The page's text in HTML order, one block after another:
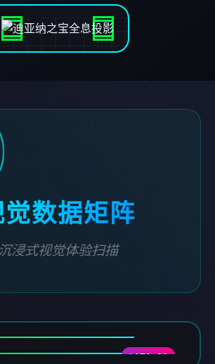
觉数据矩阵
沉浸式视觉体验扫描
DATA-01